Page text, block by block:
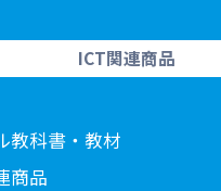
ICT関連商品
教科書・教材
商品